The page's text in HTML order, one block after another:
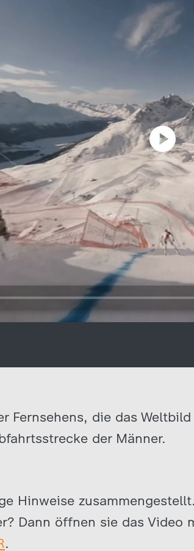
Fernsehens, die das
der Männer.
Hinweise zusammengestellt.
Dann öffnen sie das Video
.